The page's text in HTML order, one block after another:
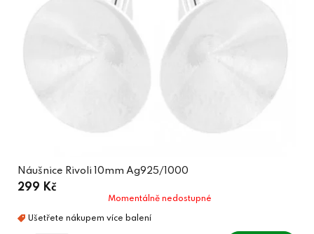
Náušnice Rivoli 10mm Ag925/1000
299 Kč
Momentálně nedostupné